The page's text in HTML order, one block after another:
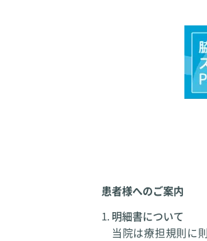
患者様へのご案内
明細書について
当院は療担規則に